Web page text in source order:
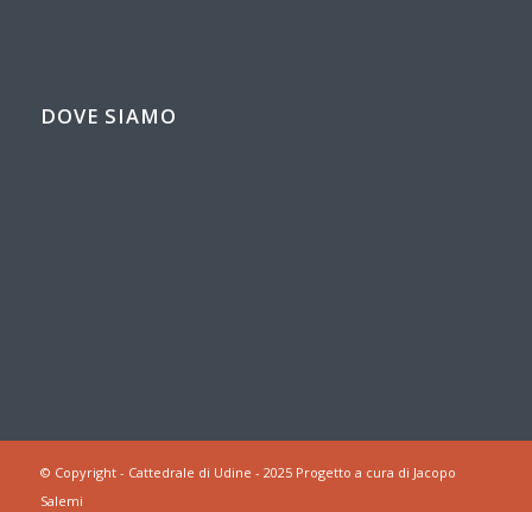
DOVE SIAMO
© Copyright - Cattedrale di Udine - 2025 Progetto a cura di Jacopo
Salemi